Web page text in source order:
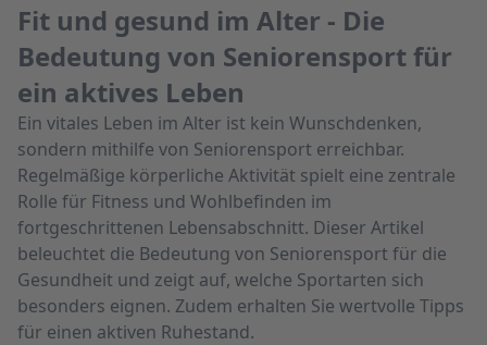
Fit und gesund im Alter - Die
Bedeutung von Seniorensport für
ein aktives Leben
Ein vitales Leben im Alter ist kein Wunschdenken,
sondern mithilfe von Seniorensport erreichbar.
Regelmäßige körperliche Aktivität spielt eine zentrale
Rolle für Fitness und Wohlbefinden im
fortgeschrittenen Lebensabschnitt. Dieser Artikel
beleuchtet die Bedeutung von Seniorensport für die
Gesundheit und zeigt auf, welche Sportarten sich
besonders eignen. Zudem erhalten Sie wertvolle Tipps
für einen aktiven Ruhestand.